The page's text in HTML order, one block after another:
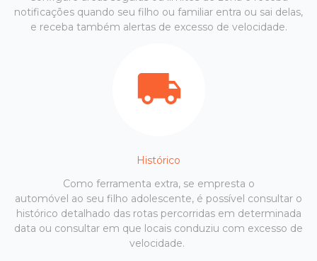
notificações quando seu filho ou familiar entra ou sai delas,
e receba também alertas de excesso de velocidade.
Histórico
Como ferramenta extra, se empresta o
automóvel ao seu filho adolescente, é possível consultar o
histórico detalhado das rotas percorridas em determinada
data ou consultar em que locais conduziu com excesso de
velocidade.